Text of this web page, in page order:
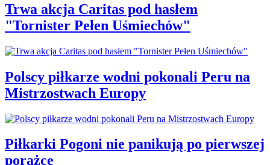
Trwa akcja Caritas pod hasłem
"Tornister Pełen Uśmiechów"
Polscy piłkarze wodni pokonali Peru na
Mistrzostwach Europy
Piłkarki Pogoni nie panikują po pierwszej
porażce